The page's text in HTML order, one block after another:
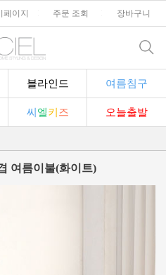
페이지 주문 조회 장바구니
블라인드 여름침구
씨 엘키 즈 오늘출발
여름이불(화이트)